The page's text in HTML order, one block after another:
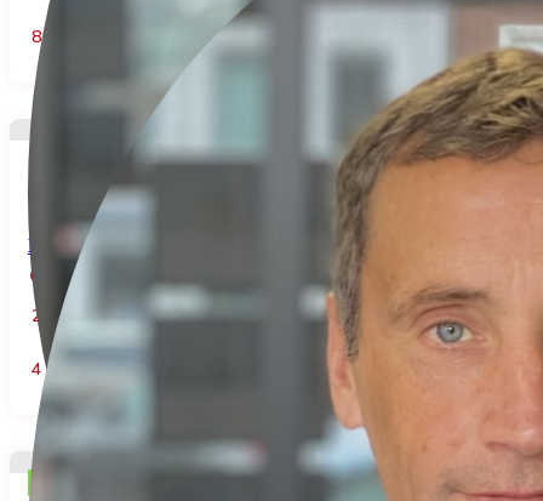
8
98.000€
Maison située à Famechon
Famechon
2 Chambre(s) 1Salles de bains 59 m² Surface
4Pièce(s)